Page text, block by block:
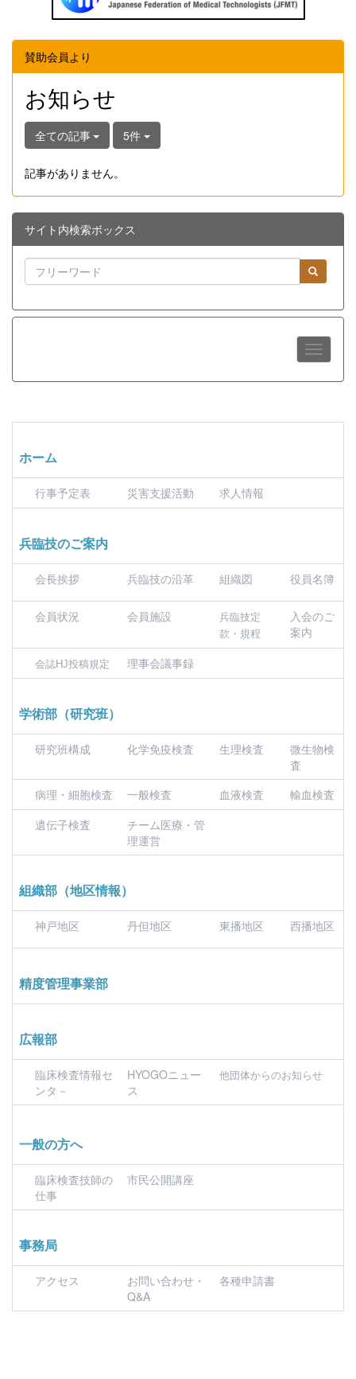
賛助会員より
お知らせ
全ての記事 5件
記事がありません。
サイト内検索ボックス
ホーム
行事予定表 災害支援活動 求人情報
兵臨技のご案内
会長挨拶 兵臨技の沿革 組織図 役員名簿
会員状況 会員施設
兵臨技定
款・規程
入会のご
案内
会誌HJ投稿規定 理事会議事録
学術部（研究班）
研究班構成 化学免疫検査 生理検査
微生物検
査
病理・細胞検査
一般検査 血液検査
輸血検査
遺伝子検査
チーム医療・管
理運営
組織部（地区情報）
神戸地区 丹但地区 東播地区 西播地区
精度管理事業部
広報部
臨床検査情報セ
ンタ－
HYOGOニュー
ス
他団体からのお知らせ
一般の方へ
臨床検査技師の
仕事
市民公開講座
事務局
アクセス
お問い合わせ・
Q&A
各種申請書